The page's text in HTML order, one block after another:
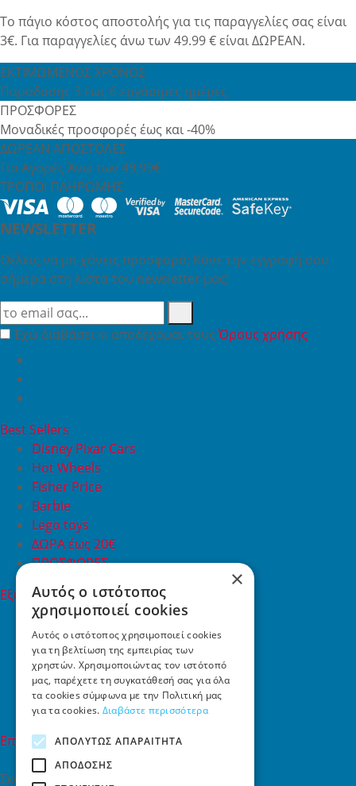
Το πάγιο κόστος αποστολής για τις παραγγελίες σας είναι
3€. Για παραγγελίες άνω των 49.99 € είναι ΔΩΡΕΑΝ.
ΕΚΤΙΜΩΜΕΝΟΣ ΧΡΟΝΟΣ
Παράδοσης 3 έως 6 εργάσιμες ημέρες
ΠΡΟΣΦΟΡΕΣ
Μοναδικές προσφορές έως και -40%
ΔΩΡΕΑΝ ΑΠΟΣΤΟΛΕΣ
Για Αγορές Άνω των 49,99€
ΤΡΟΠΟΙ ΠΛΗΡΩΜΗΣ
NEWSLETTER
Θέλεις να μη χάνεις προσφορά; Κάνε την εγγραφή σου
σήμερα στη λίστα του newsletter μας!
Έχω διαβάσει κι αποδέχομαι τουςΌρους χρήσης
Best Sellers
Disney Pixar Cars
Hot Wheels
Fisher Price
Barbie
Lego toys
ΔΩΡΑ έως 20€
ΠΡΟΣΦΟΡΕΣ
Εξυπηρέτηση Πελατών
Εξυπηρέτηση πελατών
Συχνές ερωτήσεις
Όροι χρήσης
Τρόποι Πληρωμής
Επιστροφές
Επικοινωνία
Επικοινωνία
Σκαλάνι, Ηράκλειο Κρήτης
×
Αυτός ο ιστότοπος
χρησιμοποιεί cookies
Αυτός ο ιστότοπος χρησιμοποιεί cookies
για τη βελτίωση της εμπειρίας των
χρηστών. Χρησιμοποιώντας τον ιστότοπό
μας, παρέχετε τη συγκατάθεσή σας για όλα
τα cookies σύμφωνα με την Πολιτική μας
για τα cookies. Διαβάστε περισσότερα
ΑΠΟΛΎΤΩΣ ΑΠΑΡΑΊΤΗΤΑ
ΑΠΌΔΟΣΗΣ